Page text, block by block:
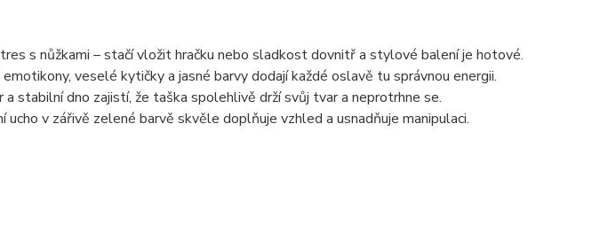
s nůžkami – stačí vložit hračku nebo sladkost dovnitř a stylové balení je hotové.
veselé kytičky a jasné barvy dodají každé oslavě tu správnou energii.
a stabilní dno zajistí, že taška spolehlivě drží svůj tvar a neprotrhne se.
ucho v zářivě zelené barvě skvěle doplňuje vzhled a usnadňuje manipulaci.